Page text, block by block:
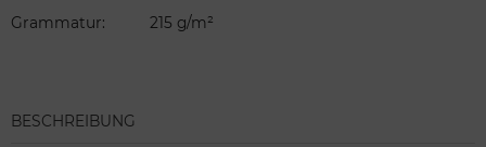
Grammatur: 215 g/m²
BESCHREIBUNG